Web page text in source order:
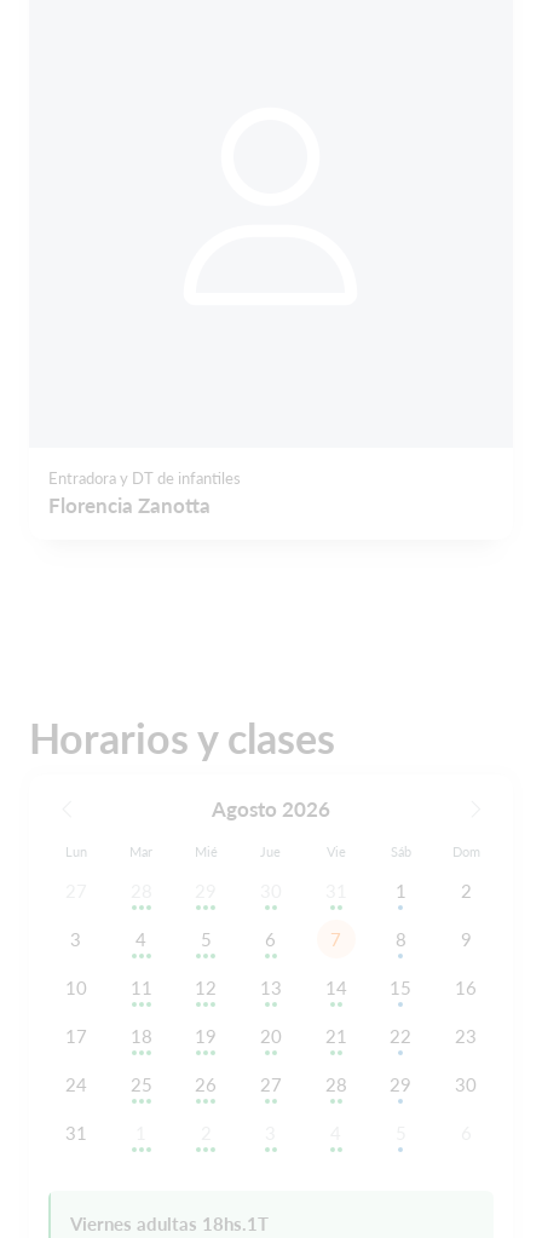
Entradora y DT de infantiles
Florencia Zanotta
Horarios y clases
Agosto 2026
Lun Mar Mié Jue Vie Sáb Dom
1 2
3 4 5 6 7 8 9
10 11 12 13 14 15 16
17 18 19 20 21 22 23
24 25 26 27 28 29 30
31
Viernes adultas 18hs.1T